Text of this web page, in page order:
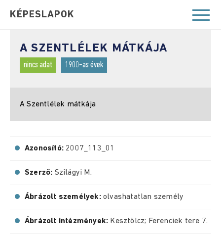
KÉPESLAPOK
A SZENTLÉLEK MÁTKÁJA
nincs adat 1900-as évek
A Szentlélek mátkája
Azonosító: 2007_113_01
Szerző: Szilágyi M.
Ábrázolt személyek: olvashatatlan személy
Ábrázolt intézmények: Kesztölcz; Ferenciek tere 7.